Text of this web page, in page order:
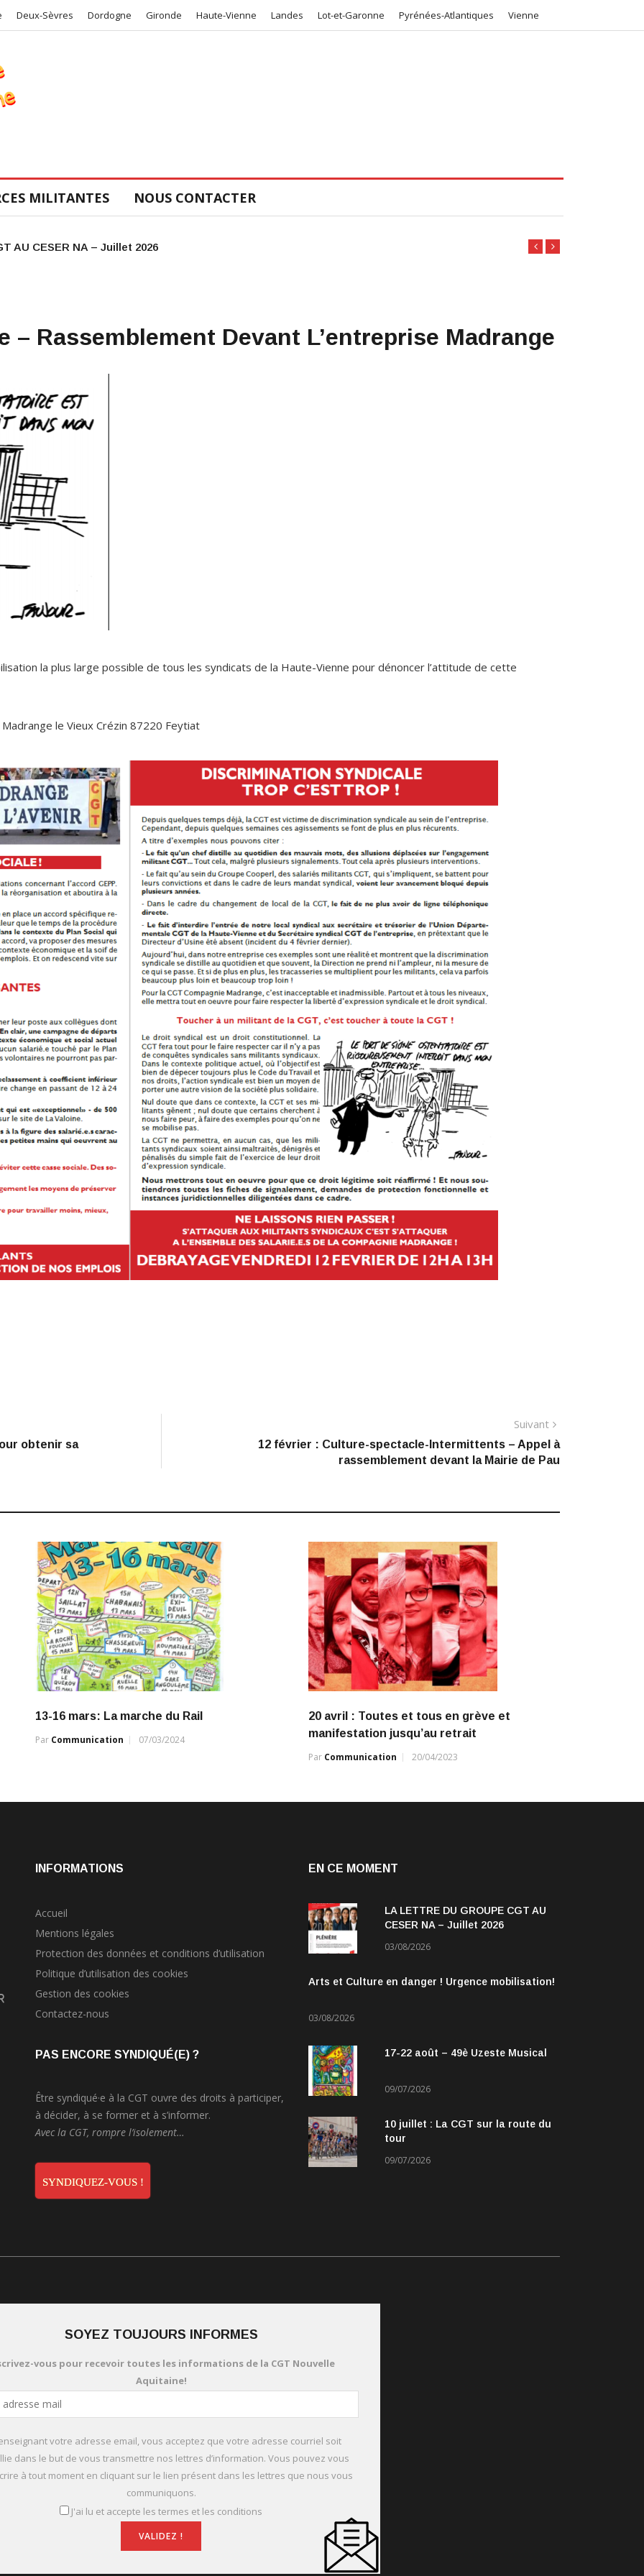
Deux-Sèvres Dordogne Gironde Haute-Vienne Landes Lot-et-Garonne Pyrénées-Atlantiques Vienne
MILITANTES NOUS CONTACTER
! Urgence mobilisation!
– Rassemblement Devant L’entreprise Madrange
la plus large possible de tous les syndicats de la Haute-Vienne pour dénoncer l’attitude de cette
le Vieux Crézin 87220 Feytiat
obtenir sa
Suivant
suivant
12 février : Culture-spectacle-Intermittents – Appel à
rassemblement devant la Mairie de Pau
13-16 mars: La marche du Rail
Par Communication 07/03/2024
20 avril : Toutes et tous en grève et
manifestation jusqu’au retrait
Par Communication 20/04/2023
INFORMATIONS
Accueil
Mentions légales
Protection des données et conditions d’utilisation
Politique d’utilisation des cookies
Gestion des cookies
Contactez-nous
PAS ENCORE SYNDIQUÉ(E) ?
Être syndiqué·e à la CGT ouvre des droits à participer,
à décider, à se former et à s’informer.
Avec la CGT, rompre l’isolement…
SYNDIQUEZ-VOUS !
EN CE MOMENT
LA LETTRE DU GROUPE CGT AU
CESER NA – Juillet 2026
03/08/2026
Arts et Culture en danger ! Urgence mobilisation!
03/08/2026
17-22 août – 49è Uzeste Musical
09/07/2026
10 juillet : La CGT sur la route du
tour
09/07/2026
SOYEZ TOUJOURS INFORMES
vous pour recevoir toutes les informations de la CGT Nouvelle
Aquitaine!
votre adresse email, vous acceptez que votre adresse courriel soit
dans le but de vous transmettre nos lettres d’information. Vous pouvez vous
à tout moment en cliquant sur le lien présent dans les lettres que nous vous
communiquons.
J'ai lu et accepte les termes et les conditions